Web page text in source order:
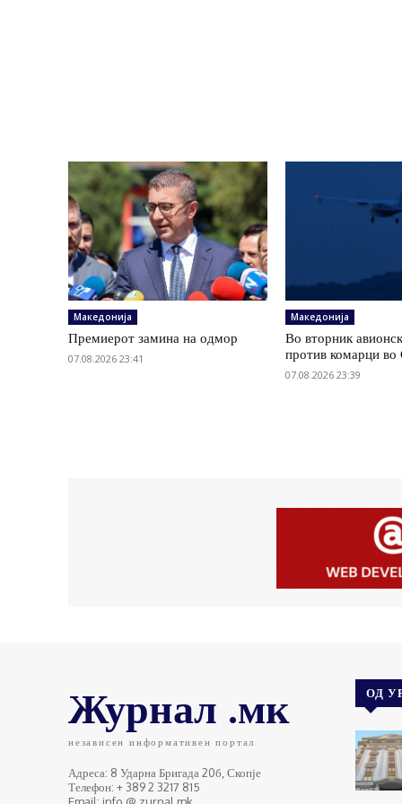
Македонија
Премиерот замина на одмор
07.08.2026 23:41
Македонија
Во вторник
против комарци во
07.08.2026 23:39
Журнал .мк
независен информативен портал
Адреса: 8 Ударна Бригада 20б, Скопје
Телефон: + 389 2 3217 815
ОД